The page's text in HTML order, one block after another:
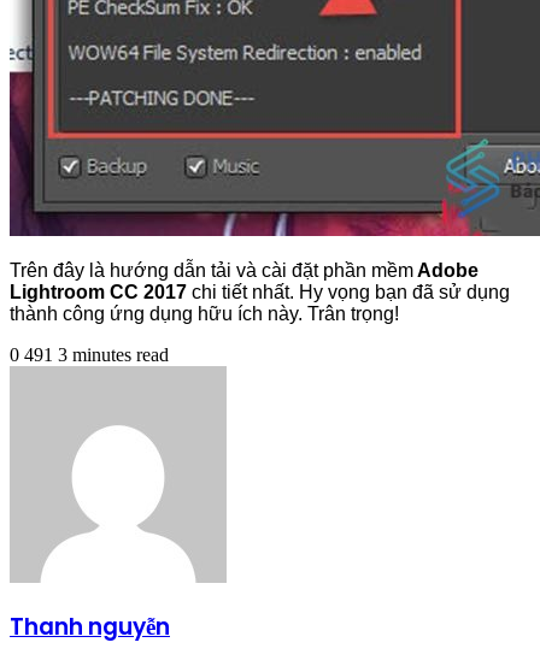
Trên đây là hướng dẫn tải và cài đặt phần mềmAdobe
Lightroom CC 2017 chi tiết nhất. Hy vọng bạn đã sử dụng
thành công ứng dụng hữu ích này. Trân trọng!
0 491 3 minutes read
Thanh nguyễn